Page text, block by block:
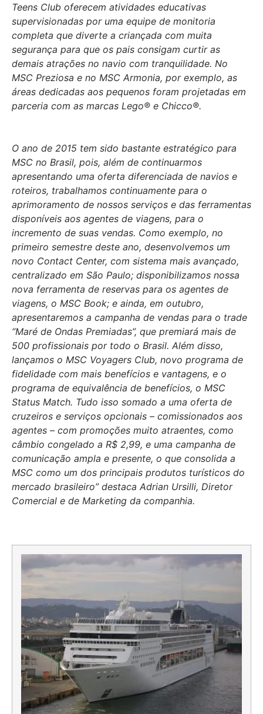
Teens Club oferecem atividades educativas
supervisionadas por uma equipe de monitoria
completa que diverte a criançada com muita
segurança para que os pais consigam curtir as
demais atrações no navio com tranquilidade. No
MSC Preziosa e no MSC Armonia, por exemplo, as
áreas dedicadas aos pequenos foram projetadas em
parceria com as marcas Lego® e Chicco®.
O ano de 2015 tem sido bastante estratégico para
MSC no Brasil, pois, além de continuarmos
apresentando uma oferta diferenciada de navios e
roteiros, trabalhamos continuamente para o
aprimoramento de nossos serviços e das ferramentas
disponíveis aos agentes de viagens, para o
incremento de suas vendas. Como exemplo, no
primeiro semestre deste ano, desenvolvemos um
novo Contact Center, com sistema mais avançado,
centralizado em São Paulo; disponibilizamos nossa
nova ferramenta de reservas para os agentes de
viagens, o MSC Book; e ainda, em outubro,
apresentaremos a campanha de vendas para o trade
“Maré de Ondas Premiadas”, que premiará mais de
500 profissionais por todo o Brasil. Além disso,
lançamos o MSC Voyagers Club, novo programa de
fidelidade com mais benefícios e vantagens, e o
programa de equivalência de benefícios, o MSC
Status Match. Tudo isso somado a uma oferta de
cruzeiros e serviços opcionais – comissionados aos
agentes – com promoções muito atraentes, como
câmbio congelado a R$ 2,99, e uma campanha de
comunicação ampla e presente, o que consolida a
MSC como um dos principais produtos turísticos do
mercado brasileiro” destaca Adrian Ursilli, Diretor
Comercial e de Marketing da companhia.